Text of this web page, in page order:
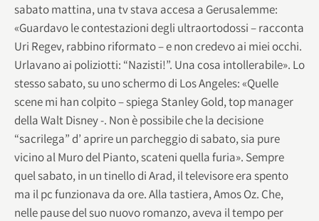
sabato mattina, una tv stava accesa a Gerusalemme:
«Guardavo le contestazioni degli ultraortodossi – racconta
Uri Regev, rabbino riformato – e non credevo ai miei occhi.
Urlavano ai poliziotti: “Nazisti!”. Una cosa intollerabile». Lo
stesso sabato, su uno schermo di Los Angeles: «Quelle
scene mi han colpito – spiega Stanley Gold, top manager
della Walt Disney -. Non è possibile che la decisione
“sacrilega” d’ aprire un parcheggio di sabato, sia pure
vicino al Muro del Pianto, scateni quella furia». Sempre
quel sabato, in un tinello di Arad, il televisore era spento
ma il pc funzionava da ore. Alla tastiera, Amos Oz. Che,
nelle pause del suo nuovo romanzo, aveva il tempo per